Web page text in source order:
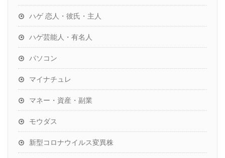
ハゲ 恋人・彼氏・主人
ハゲ芸能人・有名人
パソコン
マイナチュレ
マネー・資産・副業
モウダス
新型コロナウイルス変異株